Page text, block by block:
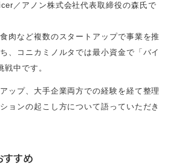
／アノン株式会社代表取締役の森氏で
肉など複数のスタートアップで事業を推
、コニカミノルタでは最小資金で「バイ
中です。
ップ、大手企業両方での経験を経て整理
ョンの起こし方について語っていただき
すめ